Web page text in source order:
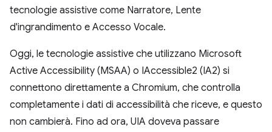
tecnologie assistive come Narratore, Lente
d'ingrandimento e Accesso Vocale.
Oggi, le tecnologie assistive che utilizzano Microsoft
Active Accessibility (MSAA) o IAccessible2 (IA2) si
connettono direttamente a Chromium, che controlla
completamente i dati di accessibilità che riceve, e questo
non cambierà. Fino ad ora, UIA doveva passare